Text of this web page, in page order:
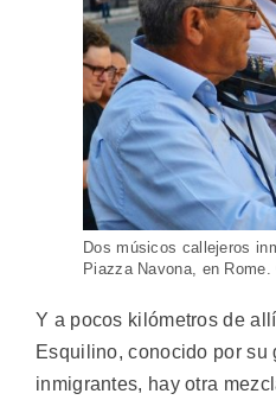
Dos músicos callejeros
Piazza Navona, en
Y a pocos kilómetros de
Esquilino, conocido por su
inmigrantes, hay otra